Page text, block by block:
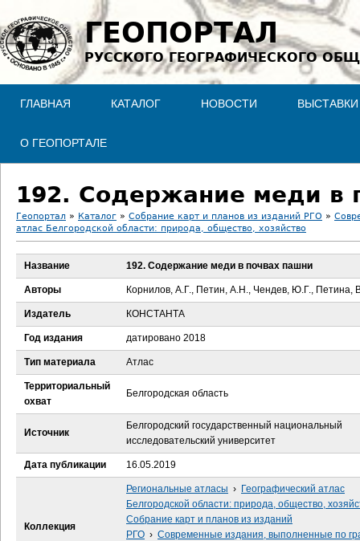
Jump to navigation
ГЕОПОРТАЛ
РУССКОГО ГЕОГРАФИЧЕСКОГО
ГЛАВНАЯ КАТАЛОГ НОВОСТИ ВЫСТАВКИ
О ГЕОПОРТАЛЕ
192. Содержание меди в
В
ы
з
д
с
ь
Геопортал » Каталог » Собрание карт и планов из изданий РГО »
атлас Белгородской области: природа, общество, хозяйство
Название 192. Содержание меди в почвах пашни
Авторы Корнилов, А.Г., Петин, А.Н., Чендев, Ю.Г., Петина,
Издатель КОНСТАНТА
Год издания датировано 2018
Тип материала Атлас
Территориальный
охват
Белгородская область
Источник
Белгородский государственный национальный
исследовательский университет
Дата публикации 16.05.2019
Коллекция
Региональные атласы › Географический атлас
Белгородской области: природа, общество,
Собрание карт и планов из изданий
РГО › Современные издания, выполненные по